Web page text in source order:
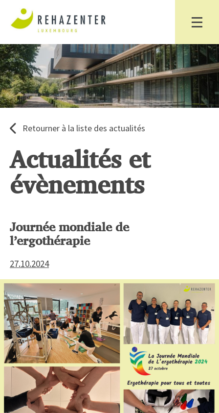
Actualités et
évènements
Retourner à la liste des actualités
Journée mondiale de
l’ergothérapie
27.10.2024